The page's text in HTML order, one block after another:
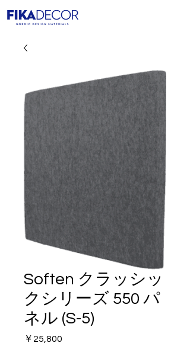
Soften クラッシッ
クシリーズ 550 パ
ネル (S-5)
￥25,800